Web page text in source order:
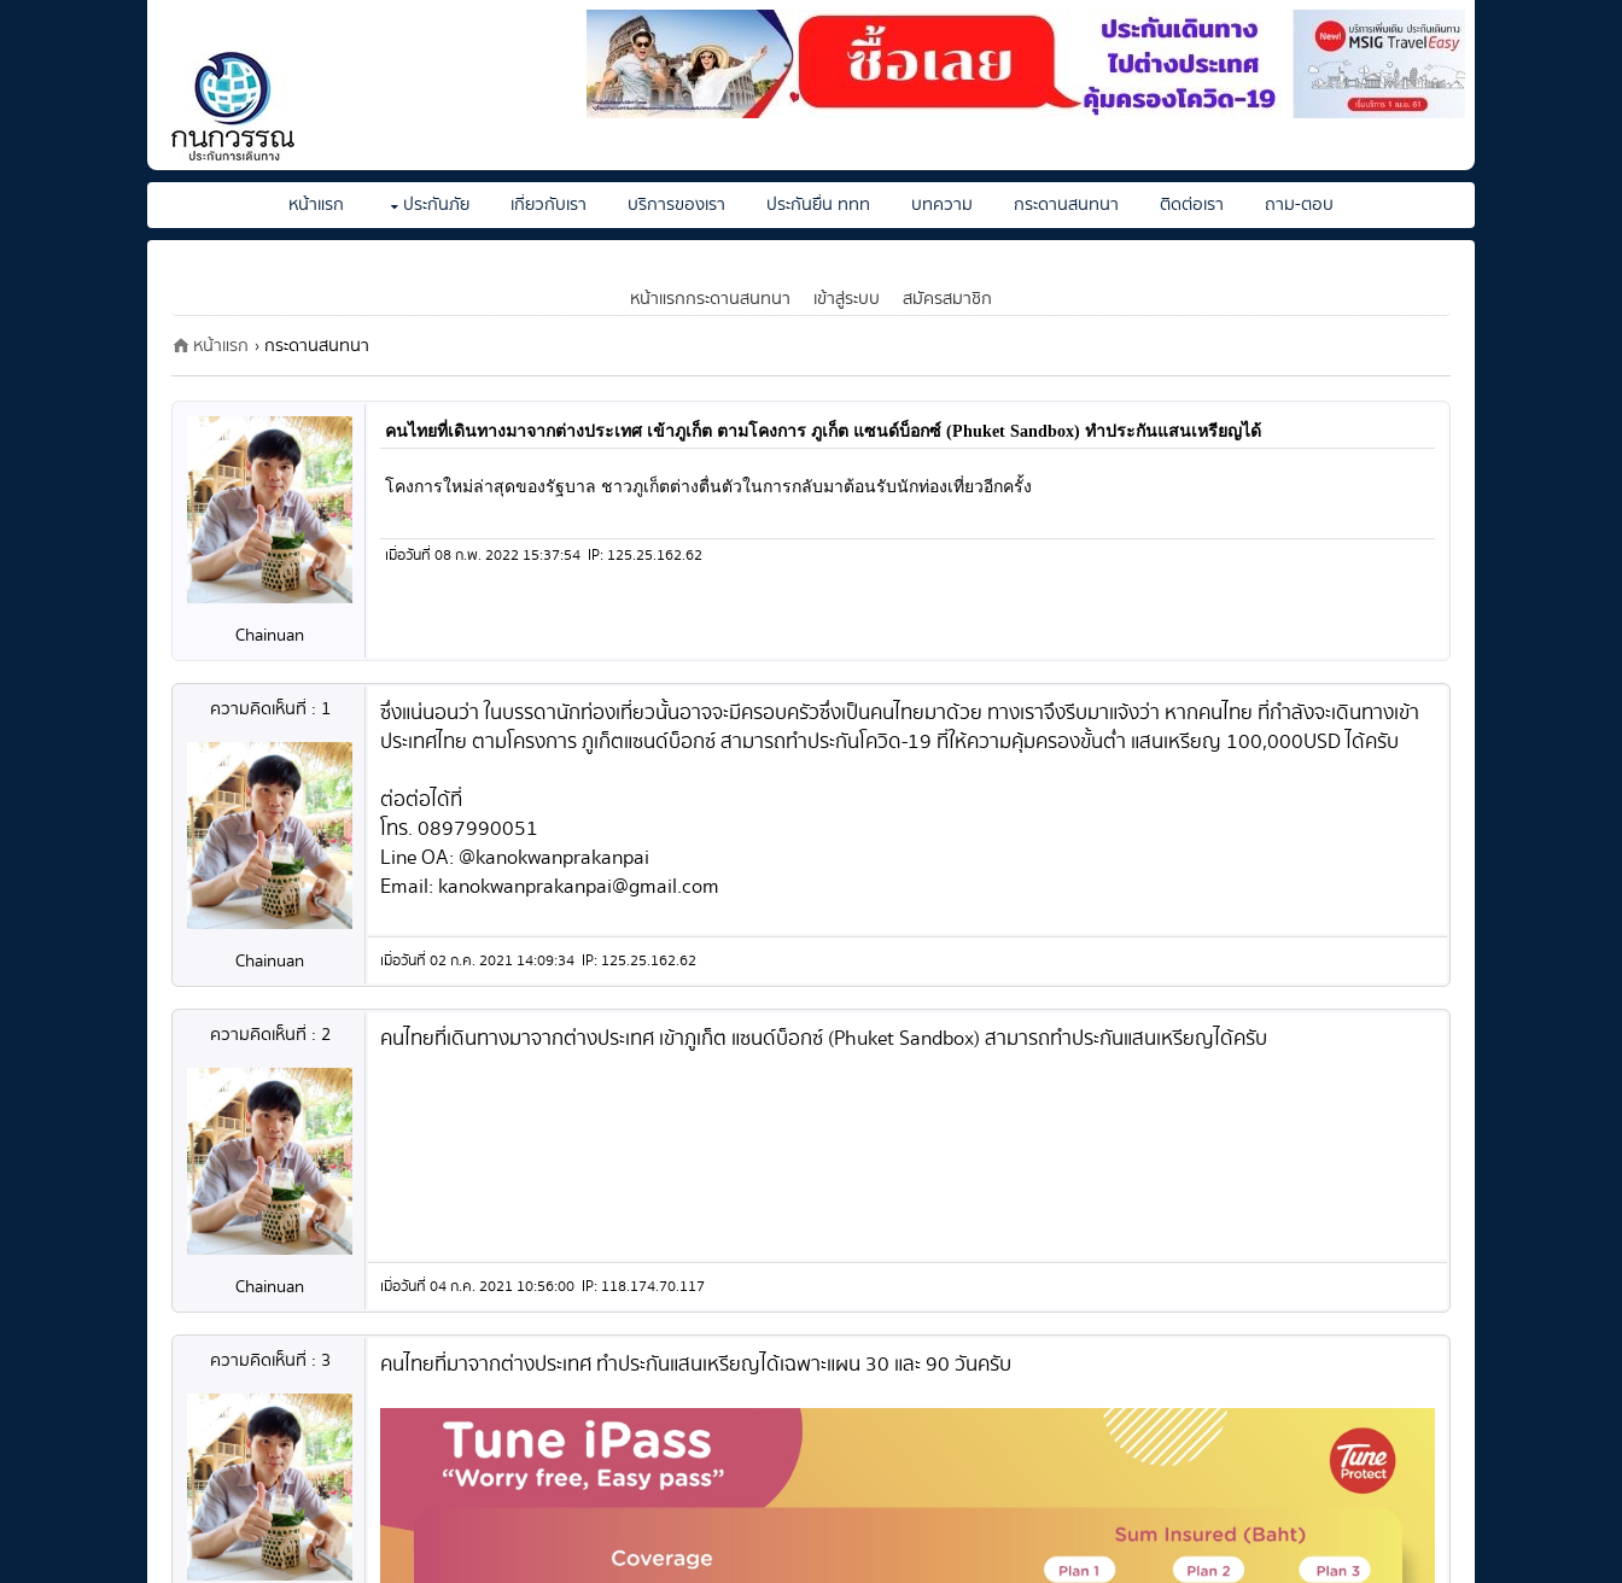
หน้าแรก ประกันภัย เกี่ยวกับเรา บริการของเรา ประกันยื่น ททท บทความ กระดานสนทนา ติดต่อเรา ถาม-ตอบ
หน้าแรกกระดานสนทนา เข้าสู่ระบบ
สมัครสมาชิก
หน้าแรก › กระดานสนทนา
Chainuan
คนไทยที่เดินทางมาจากต่างประเทศ เข้าภูเก็ต ตามโคงการ ภูเก็ต แซนด์บ็อกซ์ (Phuket Sandbox) ทำประกันแสนเหรียญได้
โคงการใหม่ล่าสุดของรัฐบาล ชาวภูเก็ตต่างตื่นตัวในการกลับมาต้อนรับนักท่องเที่ยวอีกครั้ง
เมื่อวันที่ 08 ก.พ. 2022 15:37:54 IP: 125.25.162.62
ความคิดเห็นที่ : 1
Chainuan
ซึ่งแน่นอนว่า ในบรรดานักท่องเที่ยวนั้นอาจจะมีครอบครัวซึ่งเป็นคนไทยมาด้วย ทางเราจึงรีบมาแจ้งว่า หากคนไทย ที่กำลังจะเดินทางเข้า
ประเทศไทย ตามโครงการ ภูเก็ตแซนด์บ็อกซ์ สามารถทำประกันโควิด-19 ที่ให้ความคุ้มครองขั้นต่ำ แสนเหรียญ 100,000USD ได้ครับ
ต่อต่อได้ที่
โทร. 0897990051
Line OA: @kanokwanprakanpai
Email: kanokwanprakanpai@gmail.com
เมื่อวันที่ 02 ก.ค. 2021 14:09:34 IP: 125.25.162.62
ความคิดเห็นที่ : 2
Chainuan
คนไทยที่เดินทางมาจากต่างประเทศ เข้าภูเก็ต แซนด์บ็อกซ์ (Phuket Sandbox) สามารถทำประกันแสนเหรียญได้ครับ
เมื่อวันที่ 04 ก.ค. 2021 10:56:00 IP: 118.174.70.117
ความคิดเห็นที่ : 3 คนไทยที่มาจากต่างประเทศ​ ทำประกันแสนเหรียญได้เฉพาะแผน 30 และ 90 วันครับ